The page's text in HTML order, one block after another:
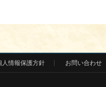
人情報保護方針 お問い合わせ